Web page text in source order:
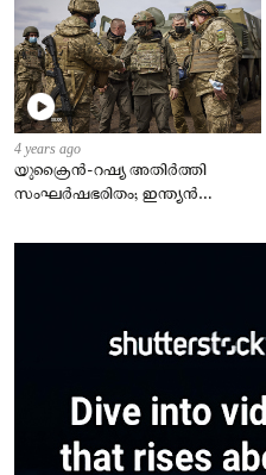
4 years ago
യുക്രൈന്‍-റഷ്യ അതിർത്തി
സംഘർഷഭരിതം; ഇന്ത്യന്‍